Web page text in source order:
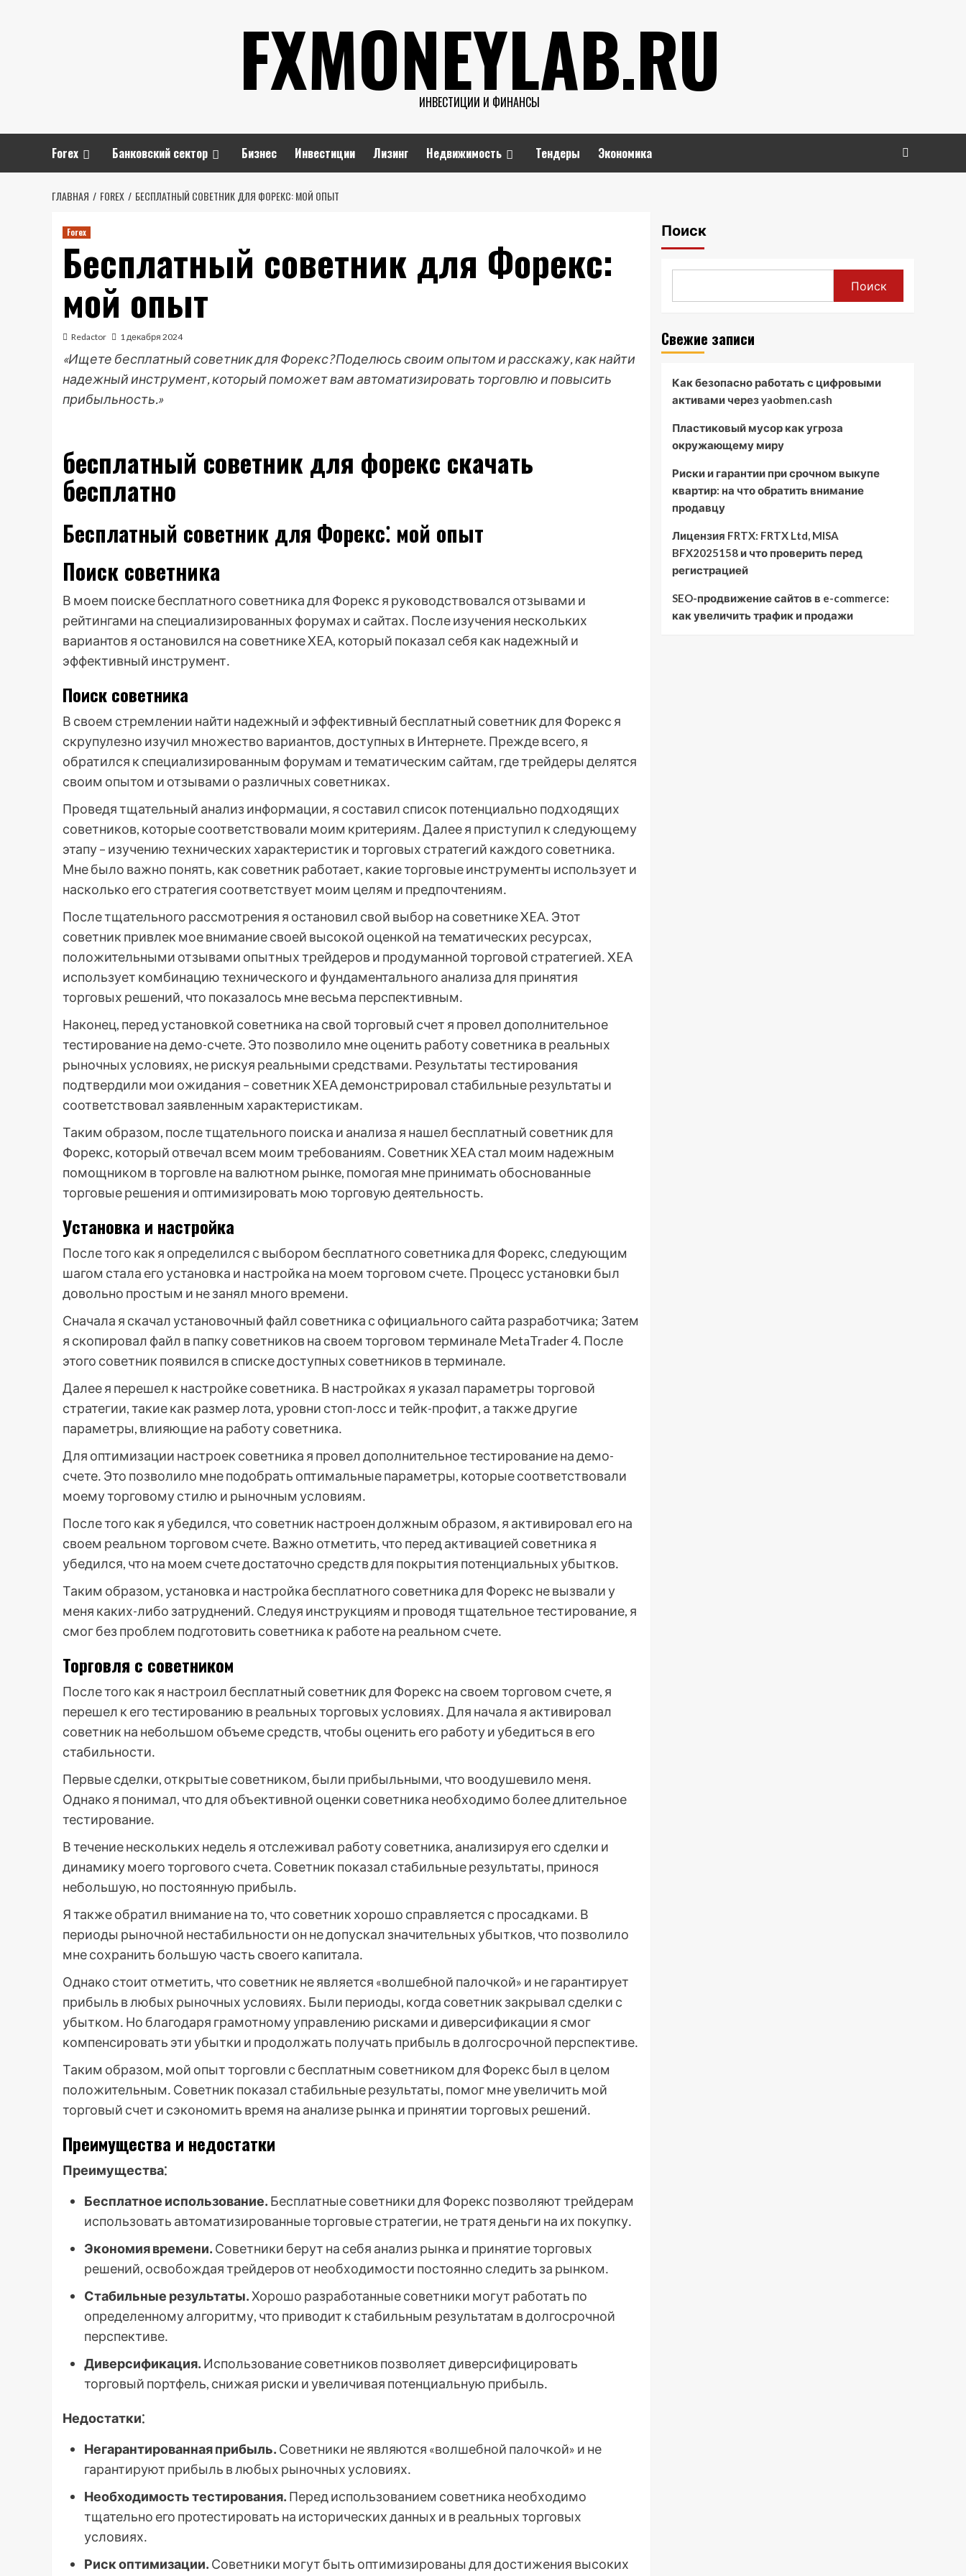
FXMONEYLAB.RU
ИНВЕСТИЦИИ И ФИНАНСЫ
Forex Банковский сектор Бизнес Инвестиции Лизинг Недвижимость Тендеры Экономика
ГЛАВНАЯ FOREX БЕСПЛАТНЫЙ СОВЕТНИК ДЛЯ ФОРЕКС: МОЙ ОПЫТ
Forex
Бесплатный советник для Форекс:
мой опыт
Redactor 1 декабря 2024
«Ищете бесплатный советник для Форекс? Поделюсь своим опытом и расскажу, как найти
надежный инструмент, который поможет вам автоматизировать торговлю и повысить
прибыльность.»
бесплатный советник для форекс скачать
бесплатно
Бесплатный советник для Форекс⁚ мой опыт
Поиск советника
В моем поиске бесплатного советника для Форекс я руководствовался отзывами и
рейтингами на специализированных форумах и сайтах․ После изучения нескольких
вариантов я остановился на советнике XEA, который показал себя как надежный и
эффективный инструмент․
Поиск советника
В своем стремлении найти надежный и эффективный бесплатный советник для Форекс я
скрупулезно изучил множество вариантов, доступных в Интернете․ Прежде всего, я
обратился к специализированным форумам и тематическим сайтам, где трейдеры делятся
своим опытом и отзывами о различных советниках․
Проведя тщательный анализ информации, я составил список потенциально подходящих
советников, которые соответствовали моим критериям․ Далее я приступил к следующему
этапу – изучению технических характеристик и торговых стратегий каждого советника․
Мне было важно понять, как советник работает, какие торговые инструменты использует и
насколько его стратегия соответствует моим целям и предпочтениям․
После тщательного рассмотрения я остановил свой выбор на советнике XEA․ Этот
советник привлек мое внимание своей высокой оценкой на тематических ресурсах,
положительными отзывами опытных трейдеров и продуманной торговой стратегией․ XEA
использует комбинацию технического и фундаментального анализа для принятия
торговых решений, что показалось мне весьма перспективным․
Наконец, перед установкой советника на свой торговый счет я провел дополнительное
тестирование на демо-счете․ Это позволило мне оценить работу советника в реальных
рыночных условиях, не рискуя реальными средствами․ Результаты тестирования
подтвердили мои ожидания – советник XEA демонстрировал стабильные результаты и
соответствовал заявленным характеристикам․
Таким образом, после тщательного поиска и анализа я нашел бесплатный советник для
Форекс, который отвечал всем моим требованиям․ Советник XEA стал моим надежным
помощником в торговле на валютном рынке, помогая мне принимать обоснованные
торговые решения и оптимизировать мою торговую деятельность․
Установка и настройка
После того как я определился с выбором бесплатного советника для Форекс, следующим
шагом стала его установка и настройка на моем торговом счете․ Процесс установки был
довольно простым и не занял много времени․
Сначала я скачал установочный файл советника с официального сайта разработчика; Затем
я скопировал файл в папку советников на своем торговом терминале MetaTrader 4․ После
этого советник появился в списке доступных советников в терминале․
Далее я перешел к настройке советника․ В настройках я указал параметры торговой
стратегии, такие как размер лота, уровни стоп-лосс и тейк-профит, а также другие
параметры, влияющие на работу советника․
Для оптимизации настроек советника я провел дополнительное тестирование на демо-
счете․ Это позволило мне подобрать оптимальные параметры, которые соответствовали
моему торговому стилю и рыночным условиям․
После того как я убедился, что советник настроен должным образом, я активировал его на
своем реальном торговом счете․ Важно отметить, что перед активацией советника я
убедился, что на моем счете достаточно средств для покрытия потенциальных убытков․
Таким образом, установка и настройка бесплатного советника для Форекс не вызвали у
меня каких-либо затруднений․ Следуя инструкциям и проводя тщательное тестирование, я
смог без проблем подготовить советника к работе на реальном счете․
Торговля с советником
После того как я настроил бесплатный советник для Форекс на своем торговом счете, я
перешел к его тестированию в реальных торговых условиях․ Для начала я активировал
советник на небольшом объеме средств, чтобы оценить его работу и убедиться в его
стабильности․
Первые сделки, открытые советником, были прибыльными, что воодушевило меня․
Однако я понимал, что для объективной оценки советника необходимо более длительное
тестирование․
В течение нескольких недель я отслеживал работу советника, анализируя его сделки и
динамику моего торгового счета․ Советник показал стабильные результаты, принося
небольшую, но постоянную прибыль․
Я также обратил внимание на то, что советник хорошо справляется с просадками․ В
периоды рыночной нестабильности он не допускал значительных убытков, что позволило
мне сохранить большую часть своего капитала․
Однако стоит отметить, что советник не является «волшебной палочкой» и не гарантирует
прибыль в любых рыночных условиях․ Были периоды, когда советник закрывал сделки с
убытком․ Но благодаря грамотному управлению рисками и диверсификации я смог
компенсировать эти убытки и продолжать получать прибыль в долгосрочной перспективе․
Таким образом, мой опыт торговли с бесплатным советником для Форекс был в целом
положительным․ Советник показал стабильные результаты, помог мне увеличить мой
торговый счет и сэкономить время на анализе рынка и принятии торговых решений․
Преимущества и недостатки
Преимущества⁚
Бесплатное использование․ Бесплатные советники для Форекс позволяют трейдерам
использовать автоматизированные торговые стратегии, не тратя деньги на их покупку․
Экономия времени․ Советники берут на себя анализ рынка и принятие торговых
решений, освобождая трейдеров от необходимости постоянно следить за рынком․
Стабильные результаты․Хорошо разработанные советники могут работать по
определенному алгоритму, что приводит к стабильным результатам в долгосрочной
перспективе․
Диверсификация․ Использование советников позволяет диверсифицировать
торговый портфель, снижая риски и увеличивая потенциальную прибыль․
Недостатки⁚
Негарантированная прибыль․ Советники не являются «волшебной палочкой» и не
гарантируют прибыль в любых рыночных условиях․
Необходимость тестирования․ Перед использованием советника необходимо
тщательно его протестировать на исторических данных и в реальных торговых
условиях․
Риск оптимизации․ Советники могут быть оптимизированы для достижения высоких
Поиск
Поиск
Свежие записи
Как безопасно работать с цифровыми
активами через yaobmen.cash
Пластиковый мусор как угроза
окружающему миру
Риски и гарантии при срочном выкупе
квартир: на что обратить внимание
продавцу
Лицензия FRTX: FRTX Ltd, MISA
BFX2025158 и что проверить перед
регистрацией
SEO-продвижение сайтов в e-commerce:
как увеличить трафик и продажи